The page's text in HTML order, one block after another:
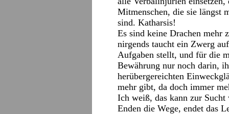
Mitmenschen, die sie längst
sind. Katharsis!
Es sind keine Drachen mehr
nirgends taucht ein Zwerg
Aufgaben stellt, und für die
Bewährung nur noch darin,
herübergereichten
mehr gibt, da doch immer
Ich weiß, das kann zur
Enden die Wege, endet das